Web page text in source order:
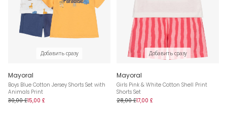
Добавить сразу
Mayoral
Boys Blue Cotton Jersey Shorts Set with
Animals Print
30,00 £15,00 £
Добавить сразу
Mayoral
Girls Pink & White Cotton Shell Print
Shorts Set
28,00 £17,00 £